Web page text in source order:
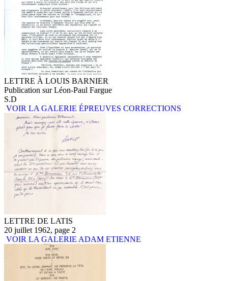
LETTRE À LOUIS BARNIER
Publication sur Léon-Paul Fargue
S.D
VOIR LA GALERIE ÉPREUVES CORRECTIONS
LETTRE DE LATIS
20 juillet 1962, page 2
VOIR LA GALERIE ADAM ETIENNE